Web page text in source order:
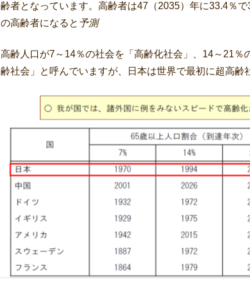
齢者となっています。高齢者は47（2035）年に33.4％
の高齢者になると 予測
高齢人口が7～14％の社会を「高齢化社会」、14～21
齢社会」と呼んでいますが、日本は世界で最初に超高齢